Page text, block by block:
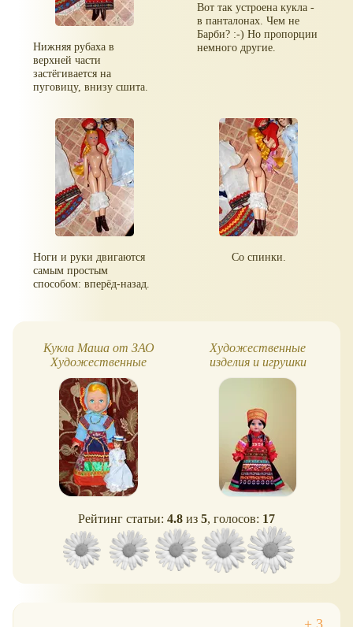
Нижняя рубаха в
верхней части
застёгивается на
пуговицу, внизу сшита.
Вот так устроена кукла -
в панталонах. Чем не
Барби? :-) Но пропорции
немного другие.
Ноги и руки двигаются
самым простым
способом: вперёд-назад.
Со спинки.
Кукла Маша от ЗАО
Художественные
изделия и игрушки
Художественные
изделия и игрушки
Рейтинг статьи: 4.8 из 5, голосов: 17